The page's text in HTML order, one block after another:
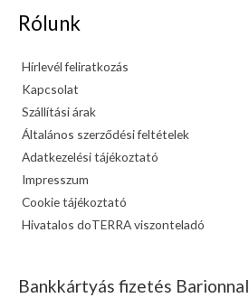
Rólunk
Hírlevél feliratkozás
Kapcsolat
Szállítási árak
Általános szerződési feltételek
Adatkezelési tájékoztató
Impresszum
Cookie tájékoztató
Hivatalos doTERRA viszonteladó
Bankkártyás fizetés Barionnal